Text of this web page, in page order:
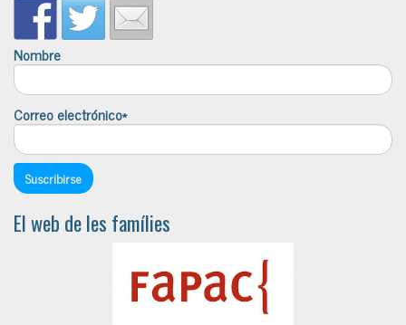
Nombre
Correo electrónico*
El web de les famílies